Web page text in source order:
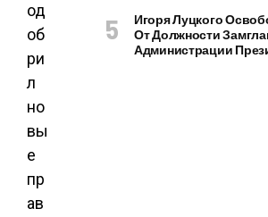
од
об
ри
л
но
вы
е
пр
ав
Игоря Луцкого
От Должности
Администрации